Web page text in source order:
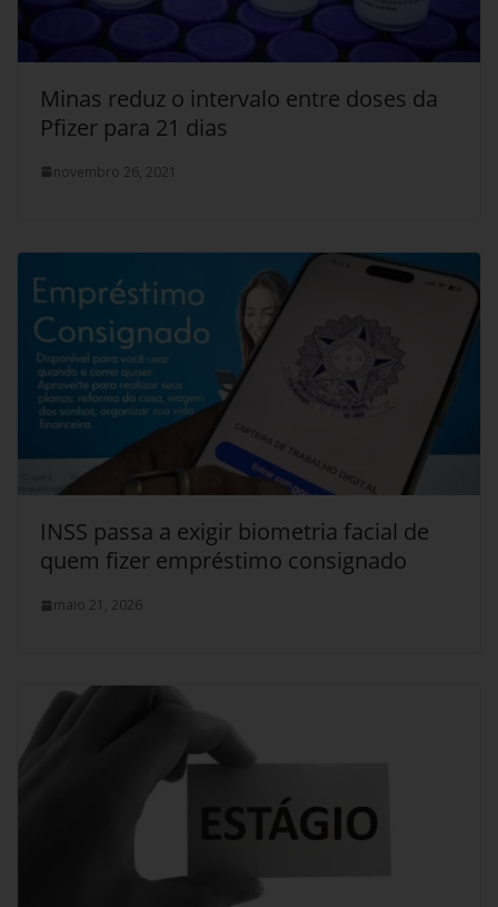
Minas reduz o intervalo entre doses da
Pfizer para 21 dias
novembro 26, 2021
INSS passa a exigir biometria facial de
quem fizer empréstimo consignado
maio 21, 2026